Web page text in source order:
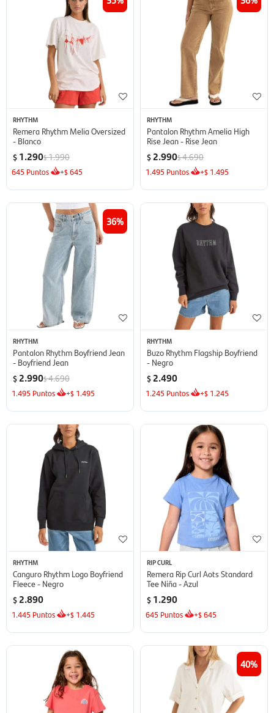
RHYTHM
Remera Rhythm Melia Oversized
- Blanco
$ 1.290$1.990
645 Puntos +$645
RHYTHM
Pantalon Rhythm Amelia High
Rise Jean - Rise Jean
$ 2.990$4.690
1.495 Puntos +$ 1.495
36
RHYTHM
Pantalon Rhythm Boyfriend Jean
- Boyfriend Jean
$ 2.990$4.690
1.495 Puntos +$ 1.495
RHYTHM
Buzo Rhythm Flagship Boyfriend
- Negro
$ 2.490
1.245 Puntos +$ 1.245
RHYTHM
Canguro Rhythm Logo Boyfriend
Fleece - Negro
$ 2.890
1.445 Puntos +$ 1.445
RIP CURL
Remera Rip Curl Aots Standard
Tee Niña - Azul
$ 1.290
645 Puntos +$645
40